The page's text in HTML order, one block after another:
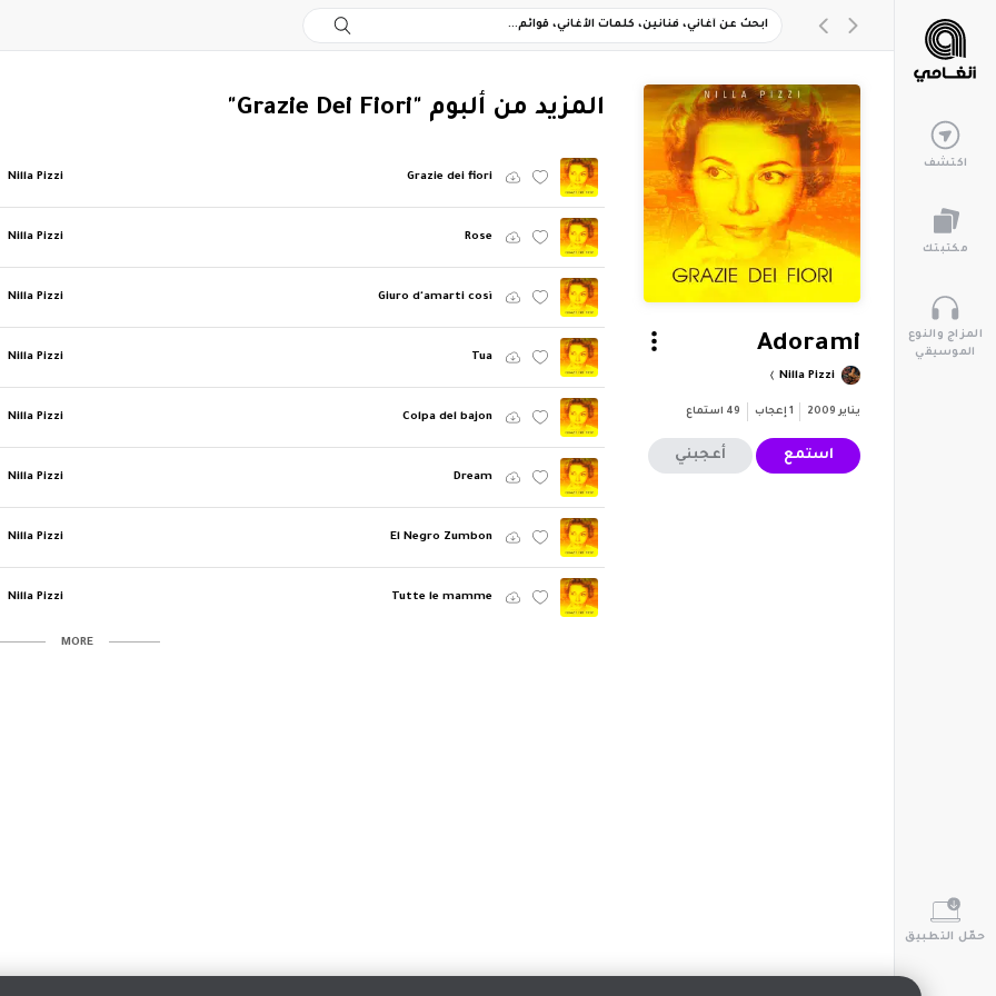
اكتشف
مكتبتك
المزاج والنوع
الموسيقي
حمّل التطبيق
Adorami
Nilla Pizzi
يناير 2009 1 إعجاب 49 استماع
استمع أعجبني
‏المزيد من ألبوم "Grazie Dei Fiori"
Grazie dei fiori
Nilla Pizzi
Rose
Nilla Pizzi
Giuro d'amarti così
Nilla Pizzi
Tua
Nilla Pizzi
Colpa del bajon
Nilla Pizzi
Dream
Nilla Pizzi
El Negro Zumbon
Nilla Pizzi
Tutte le mamme
Nilla Pizzi
MORE